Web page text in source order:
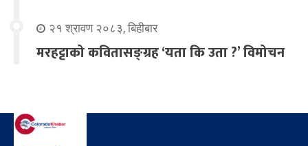
२१ श्रावण २०८३, बिहीबार
मरहट्टाको कवितासङ्ग्रह ‘यता कि उता ?’ विमोचन